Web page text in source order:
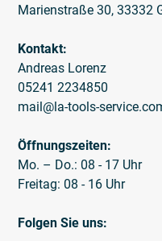
Marienstraße 30, 33332
Kontakt:
Andreas Lorenz
05241 2234850
mail@la-tools-
Öffnungszeiten:
Mo. – Do.: 08 - 17 Uhr
Freitag: 08 - 16 Uhr
Folgen Sie uns: